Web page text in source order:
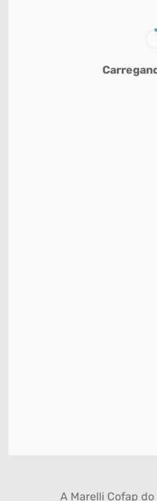
A Marelli Cofap